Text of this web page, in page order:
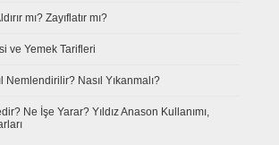
mı? Zayıflatır mı?
ve Yemek Tarifleri
Nemlendirilir? Nasıl Yıkanmalı?
Ne İşe Yarar? Yıldız Anason Kullanımı,